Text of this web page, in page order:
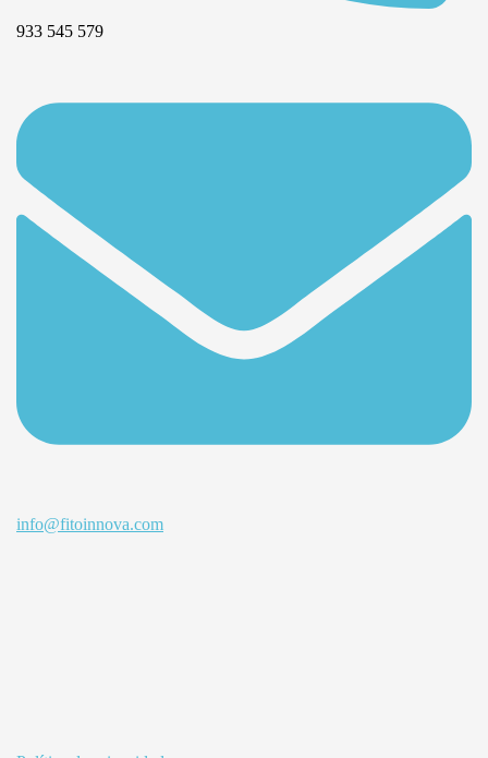
933 545 579
info@fitoinnova.com